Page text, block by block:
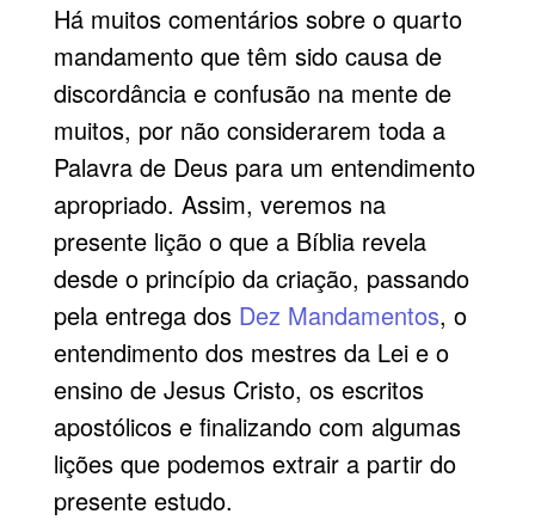
Há muitos comentários sobre o quarto
mandamento que têm sido causa de
discordância e confusão na mente de
muitos, por não considerarem toda a
Palavra de Deus para um entendimento
apropriado. Assim, veremos na
presente lição o que a Bíblia revela
desde o princípio da criação, passando
pela entrega dos Dez Mandamentos, o
entendimento dos mestres da Lei e o
ensino de Jesus Cristo, os escritos
apostólicos e finalizando com algumas
lições que podemos extrair a partir do
presente estudo.